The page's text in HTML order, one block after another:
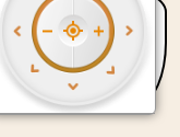
Over ons
Zygomatic .